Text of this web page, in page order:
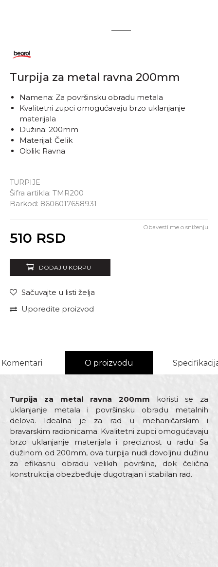
2
Turpija za metal ravna 200mm
TURPIJE
Šifra artikla: TMR200
Barkod: 8606017658931
Namena: Za površinsku obradu metala
Kvalitetni zupci omogućavaju brzo uklanjanje
materijala
Dužina: 200mm
Materijal: Čelik
Oblik: Ravna
510 RSD
Obavesti me o sniženju
DODAJ U KORPU
Sačuvajte u listi želja
Uporedite proizvod
Komentari O proizvodu
Turpija za metal ravna 200mm koristi se za
uklanjanje metala i površinsku obradu metalnih
delova. Idealna je za rad u mehaničarskim i
bravarskim radionicama. Kvalitetni zupci omogućavaju
brzo uklanjanje materijala i preciznost u radu. Sa
dužinom od 200mm, ova turpija nudi dovoljnu dužinu
za efikasnu obradu velikih površina, dok čelična
konstrukcija obezbeđuje dugotrajan i stabilan rad.